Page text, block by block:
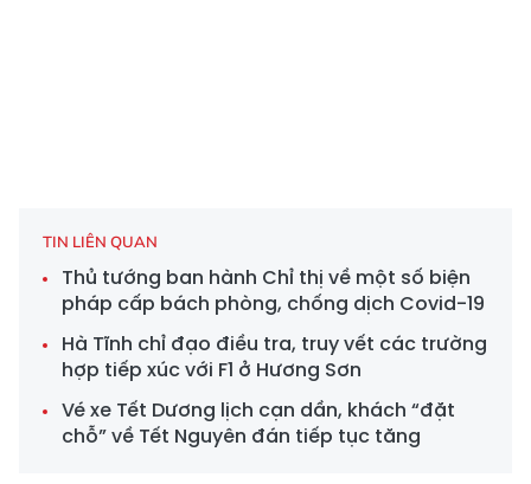
TIN LIÊN QUAN
Thủ tướng ban hành Chỉ thị về một số biện
pháp cấp bách phòng, chống dịch Covid-19
Hà Tĩnh chỉ đạo điều tra, truy vết các trường
hợp tiếp xúc với F1 ở Hương Sơn
Vé xe Tết Dương lịch cạn dần, khách “đặt
chỗ” về Tết Nguyên đán tiếp tục tăng